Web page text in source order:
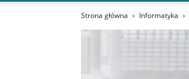
Strona główna Informatyka